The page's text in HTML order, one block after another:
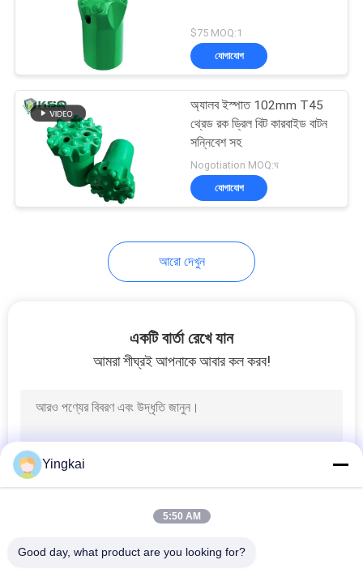
$75 MOQ:1
যোগাযোগ
অ্যালব ইস্পাত 102mm T45
থ্রেড রক ড্রিল বিট কারবাইড বাটন
সন্নিবেশ সহ
Nogotiation MOQ:ঘ
যোগাযোগ
আরো দেখুন
একটি বার্তা রেখে যান
আমরা শীঘ্রই আপনাকে আবার কল করব!
Yingkai
5:50 AM
Good day, what product are you looking for?